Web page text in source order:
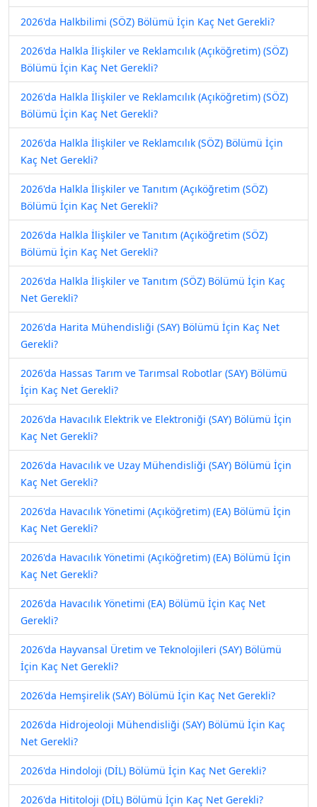
2026'da Halkbilimi (SÖZ) Bölümü İçin Kaç Net Gerekli?
2026'da Halkla İlişkiler ve Reklamcılık (Açıköğretim) (SÖZ)
Bölümü İçin Kaç Net Gerekli?
2026'da Halkla İlişkiler ve Reklamcılık (Açıköğretim) (SÖZ)
Bölümü İçin Kaç Net Gerekli?
2026'da Halkla İlişkiler ve Reklamcılık (SÖZ) Bölümü İçin
Kaç Net Gerekli?
2026'da Halkla İlişkiler ve Tanıtım (Açıköğretim (SÖZ)
Bölümü İçin Kaç Net Gerekli?
2026'da Halkla İlişkiler ve Tanıtım (Açıköğretim (SÖZ)
Bölümü İçin Kaç Net Gerekli?
2026'da Halkla İlişkiler ve Tanıtım (SÖZ) Bölümü İçin Kaç
Net Gerekli?
2026'da Harita Mühendisliği (SAY) Bölümü İçin Kaç Net
Gerekli?
2026'da Hassas Tarım ve Tarımsal Robotlar (SAY) Bölümü
İçin Kaç Net Gerekli?
2026'da Havacılık Elektrik ve Elektroniği (SAY) Bölümü İçin
Kaç Net Gerekli?
2026'da Havacılık ve Uzay Mühendisliği (SAY) Bölümü İçin
Kaç Net Gerekli?
2026'da Havacılık Yönetimi (Açıköğretim) (EA) Bölümü İçin
Kaç Net Gerekli?
2026'da Havacılık Yönetimi (Açıköğretim) (EA) Bölümü İçin
Kaç Net Gerekli?
2026'da Havacılık Yönetimi (EA) Bölümü İçin Kaç Net
Gerekli?
2026'da Hayvansal Üretim ve Teknolojileri (SAY) Bölümü
İçin Kaç Net Gerekli?
2026'da Hemşirelik (SAY) Bölümü İçin Kaç Net Gerekli?
2026'da Hidrojeoloji Mühendisliği (SAY) Bölümü İçin Kaç
Net Gerekli?
2026'da Hindoloji (DİL) Bölümü İçin Kaç Net Gerekli?
2026'da Hititoloji (DİL) Bölümü İçin Kaç Net Gerekli?